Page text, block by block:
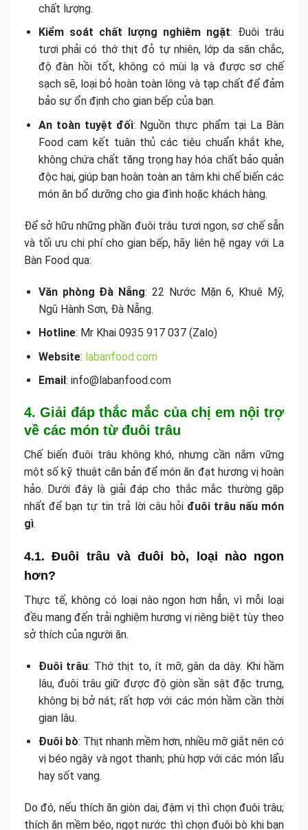
chất lượng.
Kiểm soát chất lượng nghiêm ngặt: Đuôi trâu
tươi phải có thớ thịt đỏ tự nhiên, lớp da săn chắc,
độ đàn hồi tốt, không có mùi lạ và được sơ chế
sạch sẽ, loại bỏ hoàn toàn lông và tạp chất để đảm
bảo sự ổn định cho gian bếp của bạn.
An toàn tuyệt đối: Nguồn thực phẩm tại La Bàn
Food cam kết tuân thủ các tiêu chuẩn khắt khe,
không chứa chất tăng trọng hay hóa chất bảo quản
độc hại, giúp bạn hoàn toàn an tâm khi chế biến các
món ăn bổ dưỡng cho gia đình hoặc khách hàng.
Để sở hữu những phần đuôi trâu tươi ngon, sơ chế sẵn
và tối ưu chi phí cho gian bếp, hãy liên hệ ngay với La
Bàn Food qua:
Văn phòng Đà Nẵng: 22 Nước Mặn 6, Khuê Mỹ,
Ngũ Hành Sơn, Đà Nẵng.
Hotline: Mr Khai 0935 917 037 (Zalo)
Website: labanfood.com
Email : info@labanfood.com
4. Giải đáp thắc mắc của chị em nội trợ
về các món từ đuôi trâu
Chế biến đuôi trâu không khó, nhưng cần nắm vững
một số kỹ thuật căn bản để món ăn đạt hương vị hoàn
hảo. Dưới đây là giải đáp cho thắc mắc thường gặp
nhất để bạn tự tin trả lời câu hỏi đuôi trâu nấu món
gì.
4.1. Đuôi trâu và đuôi bò, loại nào ngon
hơn?
Thực tế, không có loại nào ngon hơn hẳn, vì mỗi loại
đều mang đến trải nghiệm hương vị riêng biệt tùy theo
sở thích của người ăn.
Đuôi trâu: Thớ thịt to, ít mỡ, gân da dày. Khi hầm
lâu, đuôi trâu giữ được độ giòn sần sật đặc trưng,
không bị bở nát; rất hợp với các món hầm cần thời
gian lâu.
Đuôi bò: Thịt nhanh mềm hơn, nhiều mỡ giắt nên có
vị béo ngậy và ngọt thanh; phù hợp với các món lẩu
hay sốt vang.
Do đó, nếu thích ăn giòn dai, đậm vị thì chọn đuôi trâu;
thích ăn mềm béo, ngọt nước thì chọn đuôi bò khi bạn